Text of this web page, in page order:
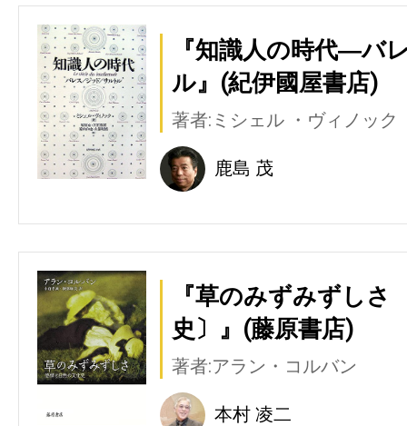
『知識人の時代―バ
ル』(紀伊國屋書店)
著者:ミシェル ・ヴィノック
鹿島 茂
『草のみずみずしさ
史〕』(藤原書店)
著者:アラン・コルバン
本村 凌二